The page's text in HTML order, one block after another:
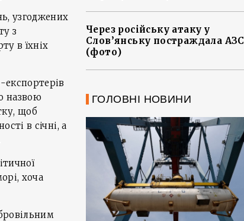
узгоджених
з
в їхніх
назвою
щоб
в січні, а
хоча
Через російську атаку у
Слов’янську постраждала АЗС
(фото)
ГОЛОВНІ НОВИНИ